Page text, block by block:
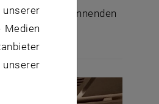
die vielen spannenden
unserer
Medien